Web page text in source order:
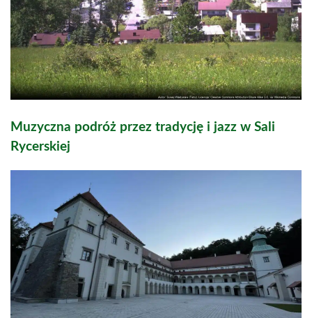
Muzyczna podróż przez tradycję i jazz w Sali
Rycerskiej